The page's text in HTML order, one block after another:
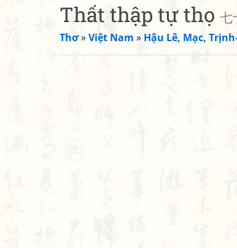
Thất thập tự thọ 七
Thơ»Việt Nam » Hậu Lê, Mạc,